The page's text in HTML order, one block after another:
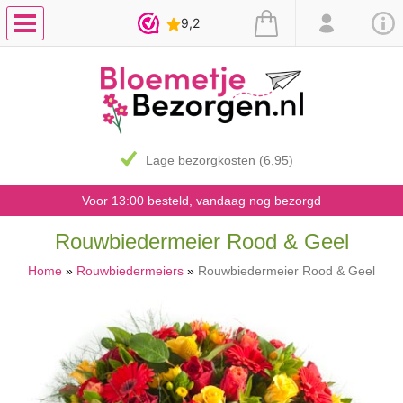
Lage bezorgkosten (6,95)
Voor 13:00 besteld, vandaag nog bezorgd
Rouwbiedermeier Rood & Geel
Home » Rouwbiedermeiers » Rouwbiedermeier Rood & Geel